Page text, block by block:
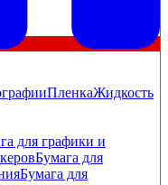
ПленкаЖидкость
для графики и
Бумага для
Бумага для